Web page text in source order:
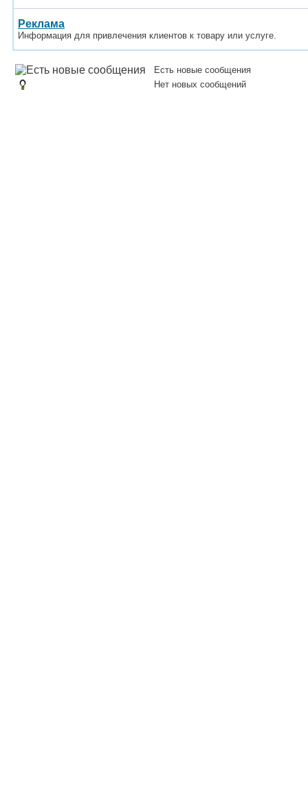
Реклама
Информация для привлечения клиентов к товару или услуге.
Есть новые сообщения
Нет новых сообщений